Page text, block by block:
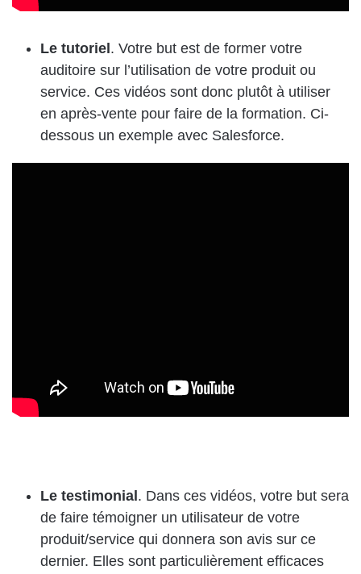
Le tutoriel . Votre but est de former votre
auditoire sur l’utilisation de votre produit ou
service. Ces vidéos sont donc plutôt à utiliser
en après-vente pour faire de la formation. Ci-
dessous un exemple avec Salesforce.
Le testimonial . Dans ces vidéos, votre but sera
de faire témoigner un utilisateur de votre
produit/service qui donnera son avis sur ce
dernier. Elles sont particulièrement efficaces